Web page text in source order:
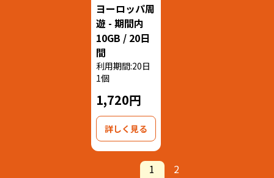
ヨーロッパ周
遊 - 期間内
10GB / 20日
間
利用期間:20日
1個
1,720円
詳しく見る
1 2